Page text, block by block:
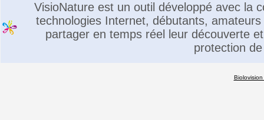
VisioNature est un outil développé avec la
technologies Internet, débutants,
partager en temps réel leur découverte
protection
Biolovision